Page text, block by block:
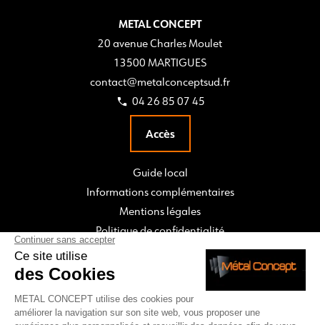
METAL CONCEPT
20 avenue Charles Moulet
13500 MARTIGUES
contact@metalconceptsud.fr
04 26 85 07 45
Accès
Guide local
Informations complémentaires
Mentions légales
Politique de confidentialité